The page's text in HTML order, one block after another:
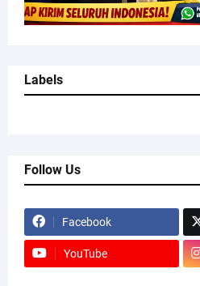
Labels
Follow Us
Facebook
YouTube